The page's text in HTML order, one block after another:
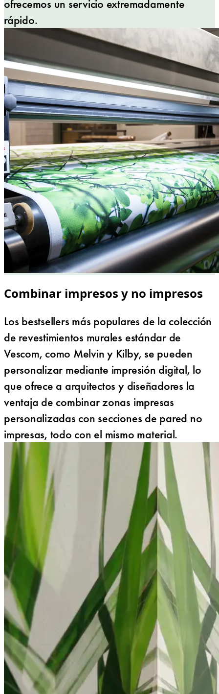
ofrecemos un servicio extremadamente
rápido.
Combinar impresos y no impresos
Los bestsellers más populares de la colección
de revestimientos murales estándar de
Vescom, como Melvin y Kilby, se pueden
personalizar mediante impresión digital, lo
que ofrece a arquitectos y diseñadores la
ventaja de combinar zonas impresas
personalizadas con secciones de pared no
impresas, todo con el mismo material.